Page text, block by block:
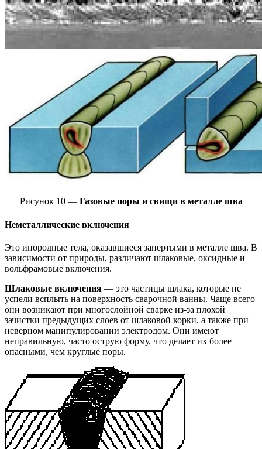
Рисунок 10 — Газовые поры и свищи в металле шва
Неметаллические включения
Это инородные тела, оказавшиеся запертыми в металле шва. В
зависимости от природы, различают шлаковые, оксидные и
вольфрамовые включения.
Шлаковые включения — это частицы шлака, которые не
успели всплыть на поверхность сварочной ванны. Чаще всего
они возникают при многослойной сварке из-за плохой
зачистки предыдущих слоев от шлаковой корки, а также при
неверном манипулировании электродом. Они имеют
неправильную, часто острую форму, что делает их более
опасными, чем круглые поры.